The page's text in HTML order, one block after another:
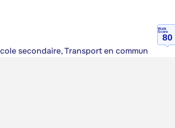
Walk
Score
80
secondaire, Transport en commun